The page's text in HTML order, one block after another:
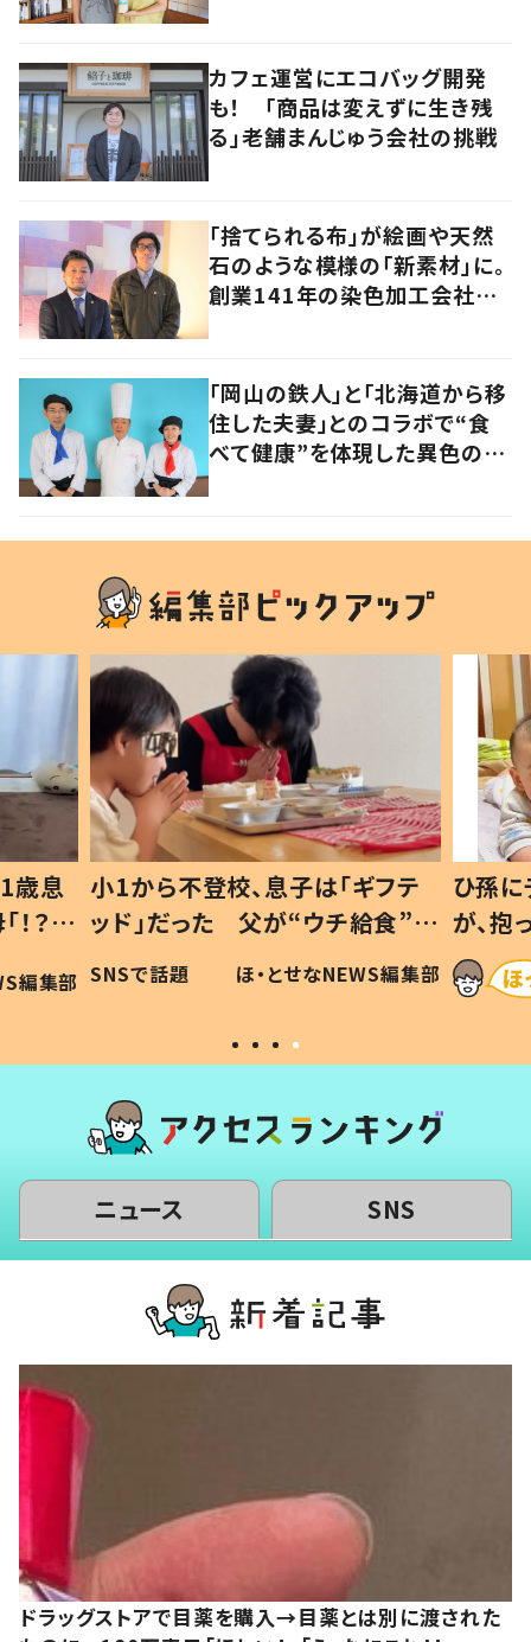
カフェ運営にエコバッグ開発
も！ 「商品は変えずに生き残
る」老舗まんじゅう会社の挑戦
「捨てられる布」が絵画や天然
石のような模様の「新素材」に。
創業141年の染色加工会社が
「岡山の鉄人」と「北海道から移
住した夫妻」とのコラボで“食
べて健康”を体現した異色のカ
歳息
？」
編集部
小1から不登校、息子は「ギフテ
ッド」だった 父が“ウチ給食”を
作り続ける理由とは #令和の親
#令和の子
SNSで話題 ほ・とせなNEWS編集部
ひ孫
が、
「涙が
い」
ニュース SNS
ドラッグストアで目薬を購入→目薬とは別に渡された